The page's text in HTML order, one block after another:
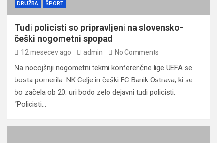
DRUŽBA ŠPORT
Tudi policisti so pripravljeni na slovensko-
češki nogometni spopad
12 mesecev ago admin No Comments
Na nocojšnji nogometni tekmi konferenčne lige UEFA se
bosta pomerila NK Celje in češki FC Banik Ostrava, ki se
bo začela ob 20. uri bodo zelo dejavni tudi policisti.
“Policisti…